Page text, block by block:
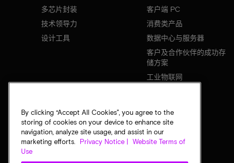
多芯片封装
技术领导力
设计工具
客户端 PC
消费类产品
数据中心与服务器
客户及合作伙伴的成功存
储方案
工业物联网
By clicking “Accept All Cookies”, you agree to the
storing of cookies on your device to enhance site
navigation, analyze site usage, and assist in our
marketing efforts.
Privacy Notice |
Website Terms of
Use